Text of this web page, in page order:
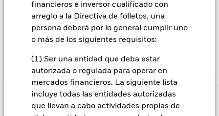
financieros e inversor cualificado con
arreglo a la Directiva de folletos, una
persona deberá por lo general cumplir uno
o más de los siguientes requisitos:
(1) Ser una entidad que deba estar
autorizada o regulada para operar en
mercados financieros. La siguiente lista
incluye todas las entidades autorizadas
que llevan a cabo actividades propias de
calificación crediticia. Al menos un 70 % de los activos
totales del fondo se invierte en valores transferibles de renta
fija denominados en dólares estadounidenses con una
duración inferior a cinco años. La duración media no supera
flexible.
INFORMACIÓN IMPORTANTE: Capital en Riesgo. El valor
de las inversiones y los ingresos derivados de ellas pueden